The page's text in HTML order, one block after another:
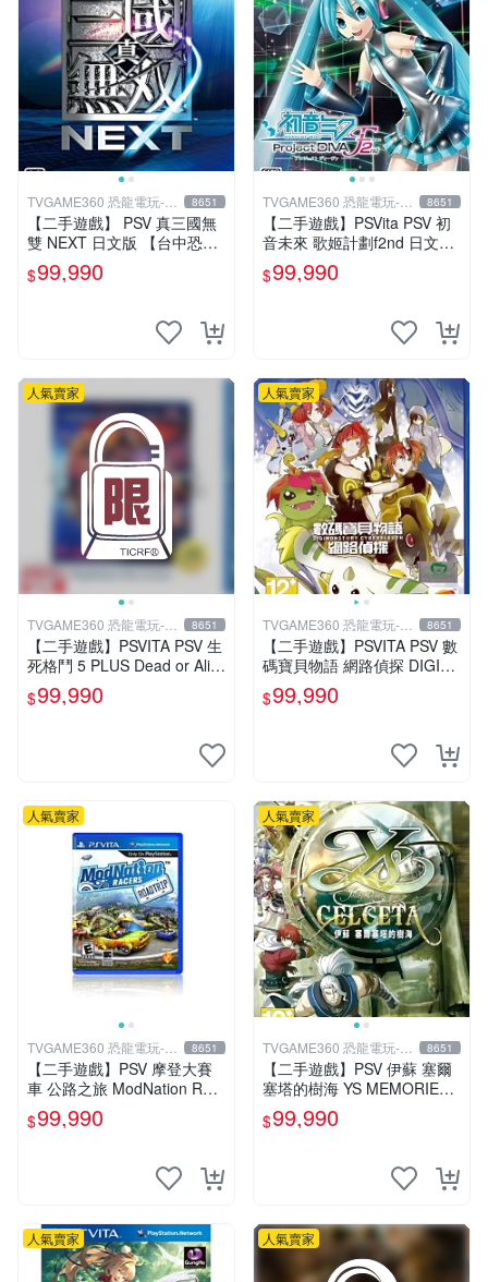
TVGAME360 恐龍電玩-台
中店
8651
【二手遊戲】 PSV 真三國無
雙 NEXT 日文版 【台中恐龍
電玩】
$99,990
TVGAME360 恐龍電玩-台
中店
8651
【二手遊戲】PSVita PSV 初
音未來 歌姬計劃f2nd 日文版
【台中恐龍電玩】
$99,990
人氣賣家
TVGAME360 恐龍電玩-台
中店
8651
【二手遊戲】PSVITA PSV 生
死格鬥 5 PLUS Dead or Aliv
e 5 Plus 中文【台中恐龍電
玩】
$99,990
人氣賣家
TVGAME360 恐龍電玩-台
中店
8651
【二手遊戲】PSVITA PSV 數
碼寶貝物語 網路偵探 DIGIM
ON STORY CYBER SLEUTH
中文版
$99,990
人氣賣家
TVGAME360 恐龍電玩-台
中店
8651
【二手遊戲】PSV 摩登大賽
車 公路之旅 ModNation Rac
ers 中文版 【台中恐龍電玩】
$99,990
人氣賣家
TVGAME360 恐龍電玩-台
中店
8651
【二手遊戲】PSV 伊蘇 塞爾
塞塔的樹海 YS MEMORIES
OF CELCETA 中文版【台中
恐龍電玩】
$99,990
人氣賣家 人氣賣家